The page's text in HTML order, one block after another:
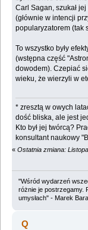
Carl Sagan, szukał
(głównie w intencji
popularyzatorem (tak
To wszystko były
(wstępna część
dowodem). Czepiać
wieku, że wierzyli w
* zresztą w owych
dość bliska, ale jest
Kto był jej twórcą?
konsultant naukowy
« Ostatnia zmiana:
"Wśród wydarzeń
różnie je postrzegamy.
umysłach" - Marek
Q